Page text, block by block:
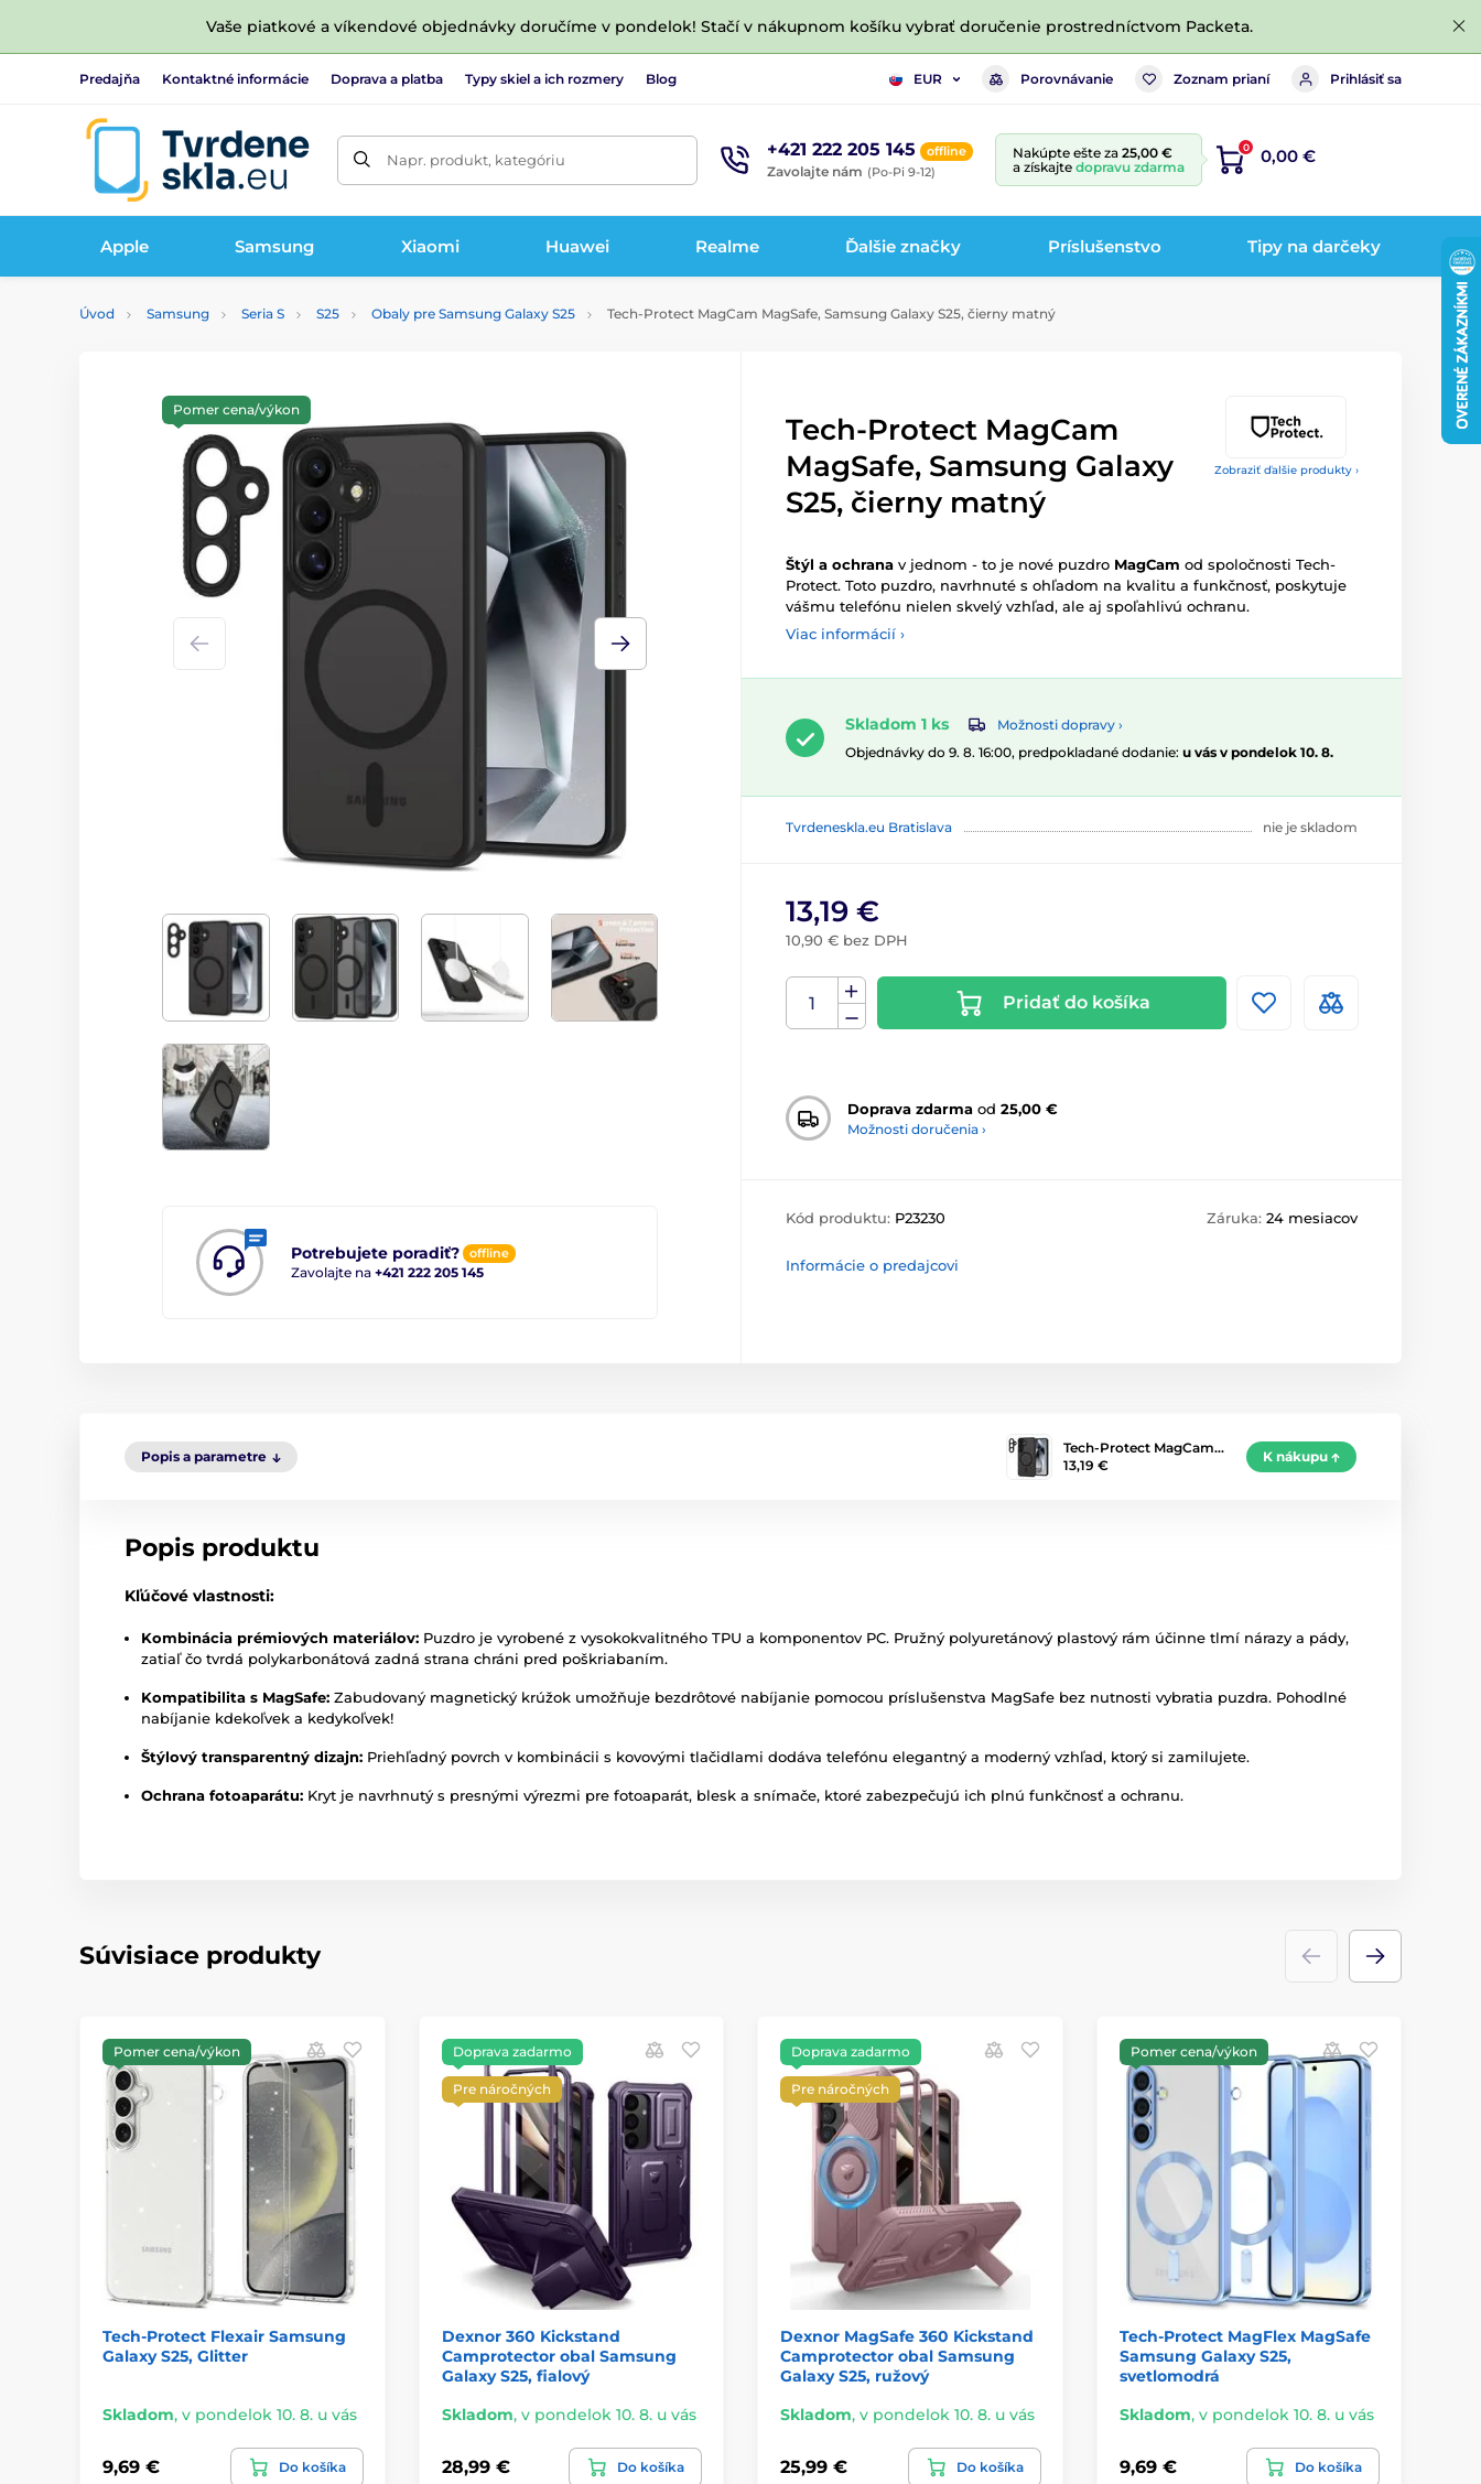
Vaše piatkové a víkendové objednávky doručíme v pondelok! Stačí v nákupnom košíku vybrať doručenie prostredníctvom Packeta.
Predajňa Kontaktné informácie Doprava a platba Typy skiel a ich rozmery Blog EUR Porovnávanie Zoznam prianí Prihlásiť sa
Napr. produkt, kategóriu +421 222 205 145 offline
Zavolajte nám (Po-Pi 9-12)
Nakúpte ešte za 25,00 €
a získajte dopravu zdarma
0 0,00 €
Apple Samsung Xiaomi Huawei Realme Ďalšie značky Príslušenstvo Tipy na darčeky
Úvod Samsung Seria S S25 Obaly pre Samsung Galaxy S25 Tech-Protect MagCam MagSafe, Samsung Galaxy S25, čierny matný
Zobraziť ďalšie produkty ›
Potrebujete poradiť? offline
Zavolajte na +421 222 205 145
Pomer cena/výkon
Tech-Protect MagCam
MagSafe, Samsung Galaxy
S25, čierny matný
Štýl a ochrana v jednom - to je nové puzdro MagCam od spoločnosti Tech-
Protect. Toto puzdro, navrhnuté s ohľadom na kvalitu a funkčnosť, poskytuje
vášmu telefónu nielen skvelý vzhľad, ale aj spoľahlivú ochranu.
Viac informácií ›
Skladom 1 ks
Možnosti dopravy ›
Objednávky do 9. 8. 16:00, predpokladané dodanie: u vás v pondelok 10. 8.
Tvrdeneskla.eu Bratislava nie je skladom
13,19 €
10,90 € bez DPH
Pridať do košíka
Doprava zdarma od 25,00 €
Možnosti doručenia ›
Kód produktu: P23230 Záruka: 24 mesiacov
Informácie o predajcovi
Popis a parametre
Tech-Protect MagCam…
13,19 €
K nákupu
Popis produktu
Kľúčové vlastnosti:
Kombinácia prémiových materiálov: Puzdro je vyrobené z vysokokvalitného TPU a komponentov PC. Pružný polyuretánový plastový rám účinne tlmí nárazy a pády,
zatiaľ čo tvrdá polykarbonátová zadná strana chráni pred poškriabaním.
Kompatibilita s MagSafe: Zabudovaný magnetický krúžok umožňuje bezdrôtové nabíjanie pomocou príslušenstva MagSafe bez nutnosti vybratia puzdra. Pohodlné
nabíjanie kdekoľvek a kedykoľvek!
Štýlový transparentný dizajn: Priehľadný povrch v kombinácii s kovovými tlačidlami dodáva telefónu elegantný a moderný vzhľad, ktorý si zamilujete.
Ochrana fotoaparátu: Kryt je navrhnutý s presnými výrezmi pre fotoaparát, blesk a snímače, ktoré zabezpečujú ich plnú funkčnosť a ochranu.
Súvisiace produkty
Pomer cena/výkon
Tech-Protect Flexair Samsung
Galaxy S25, Glitter
Skladom, v pondelok 10. 8. u vás
9,69 € Do košíka
Doprava zadarmo
Pre náročných
Dexnor 360 Kickstand
Camprotector obal Samsung
Galaxy S25, fialový
Skladom, v pondelok 10. 8. u vás
28,99 € Do košíka
Doprava zadarmo
Pre náročných
Dexnor MagSafe 360 Kickstand
Camprotector obal Samsung
Galaxy S25, ružový
Skladom, v pondelok 10. 8. u vás
25,99 € Do košíka
Pomer cena/výkon
Tech-Protect MagFlex MagSafe
Samsung Galaxy S25,
svetlomodrá
Skladom, v pondelok 10. 8. u vás
9,69 € Do košíka